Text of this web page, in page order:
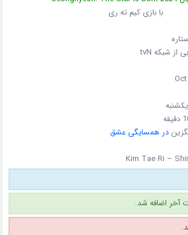
با بازی کیم ته ری
از شبکه tvN
در همسایگی عشق
Kim Tae Ri –
آخر اضافه شد.